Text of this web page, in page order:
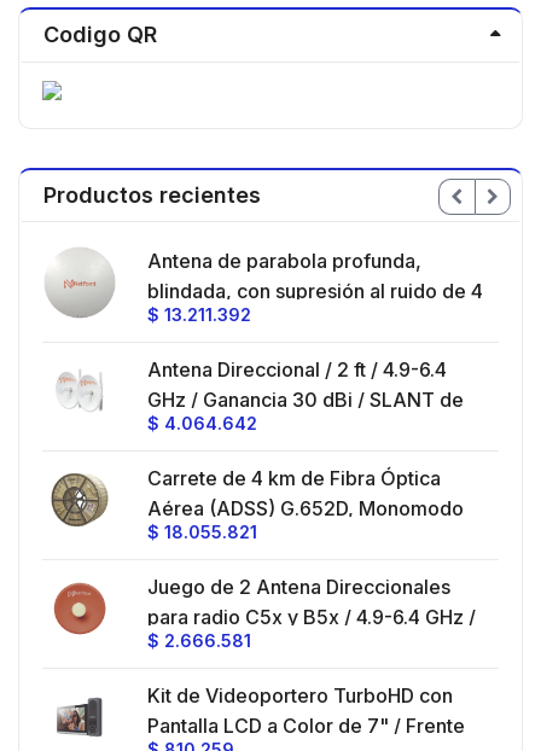
Codigo QR
Productos recientes
Antena de parabola profunda,
blindada, con supresión al ruido de 4
ft, 5.9-7.2 GHz, Ganancia 36 dBi con
hasta 80 km, Conectores N-hembra,
montaje con alineación milimétrica.
$ 13.211.392
Antena Direccional / 2 ft / 4.9-6.4
GHz / Ganancia 30 dBi / SLANT de
45 ° y 90 ° / Conector N-Hembra /
Montaje y jumpers incluidos.
$ 4.064.642
Carrete de 4 km de Fibra Óptica
Aérea (ADSS) G.652D, Monomodo
de 24 Hilos, Exterior, Span 200,
$ 18.055.821
Juego de 2 Antena Direccionales
para radio C5x y B5x / 4.9-6.4 GHz /
Ganancia 27 dBi / Montaje incluido.
$ 2.666.581
Kit de Videoportero TurboHD con
Pantalla LCD a Color de 7" / Frente